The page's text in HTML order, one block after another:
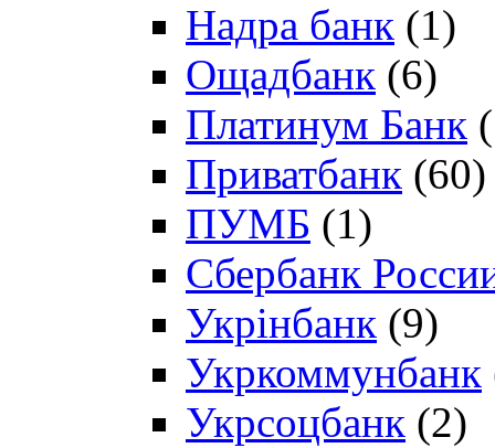
Надра банк (1)
Ощадбанк (6)
Платинум Банк
Приватбанк (60)
ПУМБ (1)
Сбербанк
Укрінбанк (9)
Укркоммунбанк
Укрсоцбанк (2)